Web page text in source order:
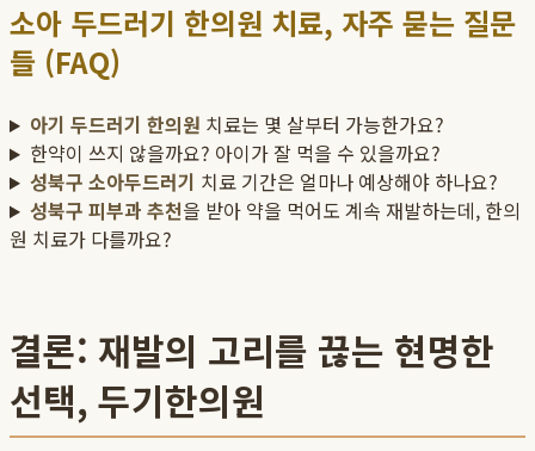
소아 두드러기 한의원 치료, 자주 묻는 질문
들 (FAQ)
아기 두드러기 한의원 치료는 몇 살부터 가능한가요?
한약이 쓰지 않을까요? 아이가 잘 먹을 수 있을까요?
성북구 소아두드러기 치료 기간은 얼마나 예상해야 하나요?
성북구 피부과 추천을 받아 약을 먹어도 계속 재발하는데, 한의
원 치료가 다를까요?
결론: 재발의 고리를 끊는 현명한
선택, 두기한의원